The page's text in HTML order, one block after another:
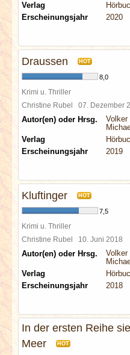
Verlag
Erscheinungsjahr
2020
Draussen HOT
8,0
Krimi u. Thriller
Christine Rubel 07. Dezember
Autor(en) oder Hrsg.
Volker
Verlag
Erscheinungsjahr
2019
Kluftinger HOT
7,5
Krimi u. Thriller
Christine Rubel 10. Juni 2018
Autor(en) oder Hrsg.
Volker
Verlag
Erscheinungsjahr
2018
In der ersten Reihe
Meer
HOT